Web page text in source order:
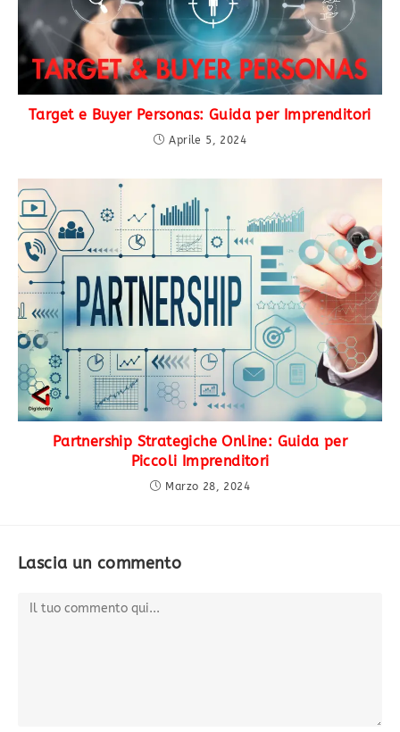
Target e Buyer Personas: Guida per Imprenditori
Aprile 5, 2024
Partnership Strategiche Online: Guida per
Piccoli Imprenditori
Marzo 28, 2024
Lascia un commento